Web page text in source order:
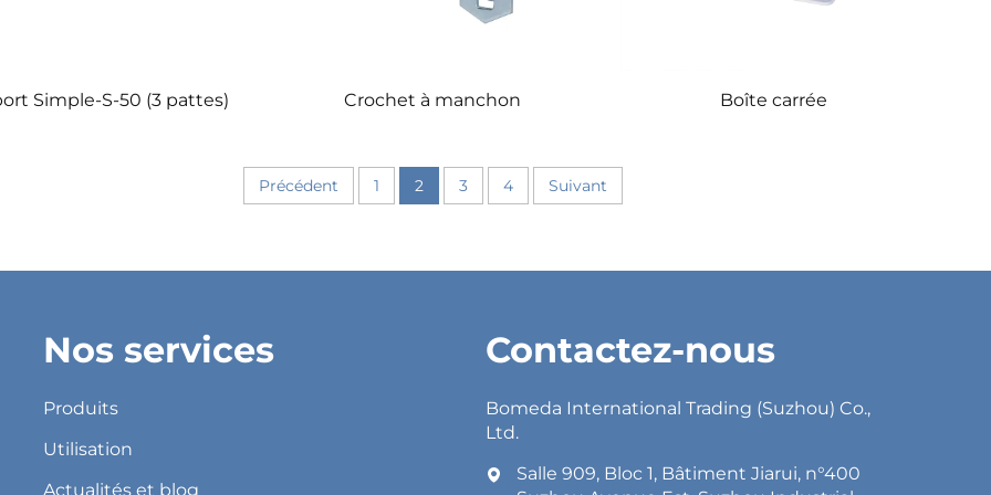
Simple-S-50 (3 pattes) Crochet à manchon Boîte carrée
Précédent 1 2 3 4 Suivant
Nos services
Produits
Utilisation
Actualités et blog
Contactez-nous
Bomeda International Trading (Suzhou) Co.,
Ltd.
Salle 909, Bloc 1, Bâtiment Jiarui, n°400